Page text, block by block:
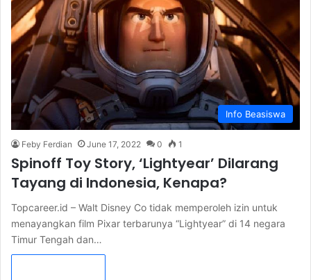
Info Beasiswa
Feby Ferdian June 17, 2022 0 1
Spinoff Toy Story, ‘Lightyear’ Dilarang
Tayang di Indonesia, Kenapa?
Topcareer.id – Walt Disney Co tidak memperoleh izin untuk
menayangkan film Pixar terbarunya “Lightyear” di 14 negara
Timur Tengah dan…